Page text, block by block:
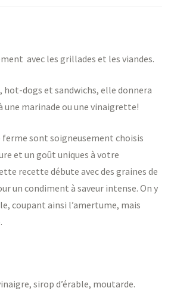
avec les grillades et les viandes.
hot-dogs et sandwichs, elle donnera
une marinade ou une vinaigrette!
sont soigneusement choisis
et un goût uniques à votre
recette débute avec des graines de
un condiment à saveur intense. On y
coupant ainsi l’amertume, mais
sirop d’érable, moutarde.